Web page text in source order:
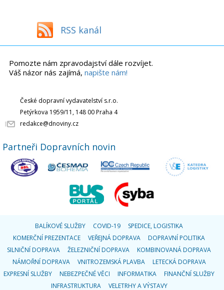
RSS kanál
Pomozte nám zpravodajství dále rozvíjet.
Váš názor nás zajímá, napište nám!
České dopravní vydavatelství s.r.o.
Petýrkova 1959/11, 148 00 Praha 4
redakce@dnoviny.cz
Partneři Dopravních novin
BALÍKOVÉ SLUŽBY COVID-19
SPEDICE, LOGISTIKA
KOMERČNÍ PREZENTACE
VEŘEJNÁ DOPRAVA
DOPRAVNÍ POLITIKA
SILNIČNÍ DOPRAVA
ŽELEZNIČNÍ DOPRAVA
KOMBINOVANÁ DOPRAVA
NÁMOŘNÍ DOPRAVA
VNITROZEMSKÁ PLAVBA
LETECKÁ DOPRAVA
EXPRESNÍ SLUŽBY
NEBEZPEČNÉ VĚCI INFORMATIKA
FINANČNÍ SLUŽBY
INFRASTRUKTURA
VELETRHY A VÝSTAVY